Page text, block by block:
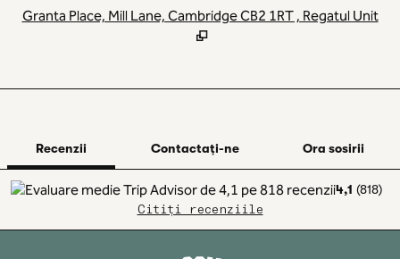
Granta Place, Mill Lane, Cambridge CB2 1RT , Regatul Unit
Recenzii Contactaţi-ne
Ora sosirii
4,1 (818)
Citiți recenziile